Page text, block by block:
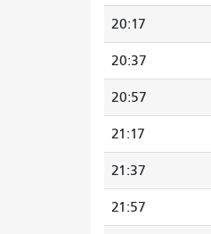
20:17
20:37
20:57
21:17
21:37
21:57